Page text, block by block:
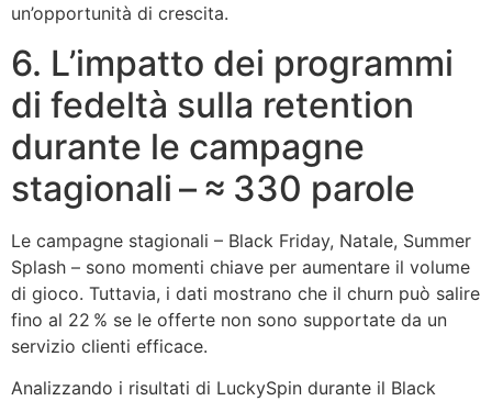
un’opportunità di crescita.
6. L’impatto dei programmi
di fedeltà sulla retention
durante le campagne
stagionali – ≈ 330 parole
Le campagne stagionali – Black Friday, Natale, Summer
Splash – sono momenti chiave per aumentare il volume
di gioco. Tuttavia, i dati mostrano che il churn può salire
fino al 22 % se le offerte non sono supportate da un
servizio clienti efficace.
Analizzando i risultati di LuckySpin durante il Black